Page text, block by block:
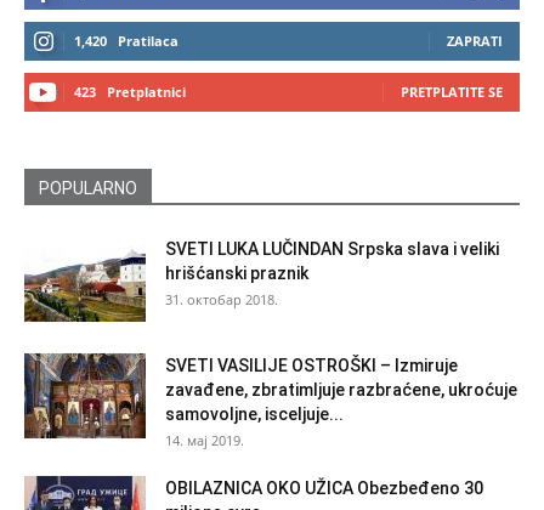
1,420 Pratilaca ZAPRATI
423 Pretplatnici PRETPLATITE SE
POPULARNO
SVETI LUKA LUČINDAN Srpska slava i veliki
hrišćanski praznik
31. октобар 2018.
SVETI VASILIJE OSTROŠKI – Izmiruje
zavađene, zbratimljuje razbraćene, ukroćuje
samovoljne, isceljuje...
14. мај 2019.
OBILAZNICA OKO UŽICA Obezbeđeno 30